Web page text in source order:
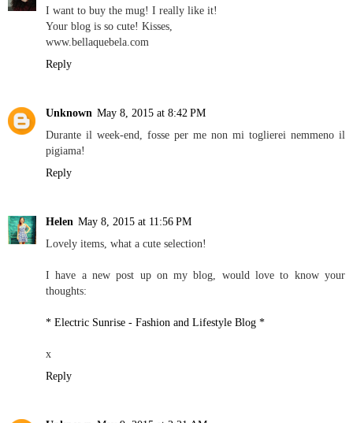
I want to buy the mug! I really like it!
Your blog is so cute! Kisses,
www.bellaquebela.com
Reply
Unknown May 8, 2015 at 8:42 PM
Durante il week-end, fosse per me non mi toglierei nemmeno il
pigiama!
Reply
Helen May 8, 2015 at 11:56 PM
Lovely items, what a cute selection!
I have a new post up on my blog, would love to know your
thoughts:
* Electric Sunrise - Fashion and Lifestyle Blog *
x
Reply